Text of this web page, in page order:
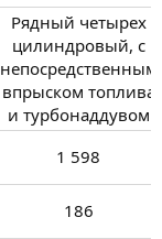
Рядный четырех
цилиндровый, с
непосредственным
впрыском топлива
и турбонаддувом​
1 598​
186​